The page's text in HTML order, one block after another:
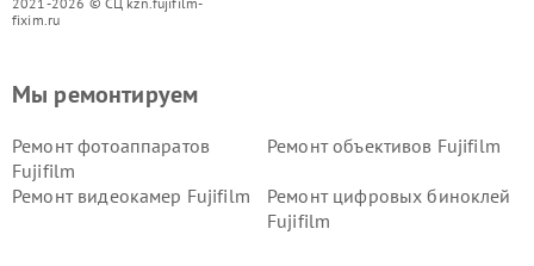
fixim.ru
Мы ремонтируем
Ремонт фотоаппаратов
Fujifilm
Ремонт объективов Fujifilm
Ремонт видеокамер Fujifilm
Ремонт цифровых биноклей
Fujifilm